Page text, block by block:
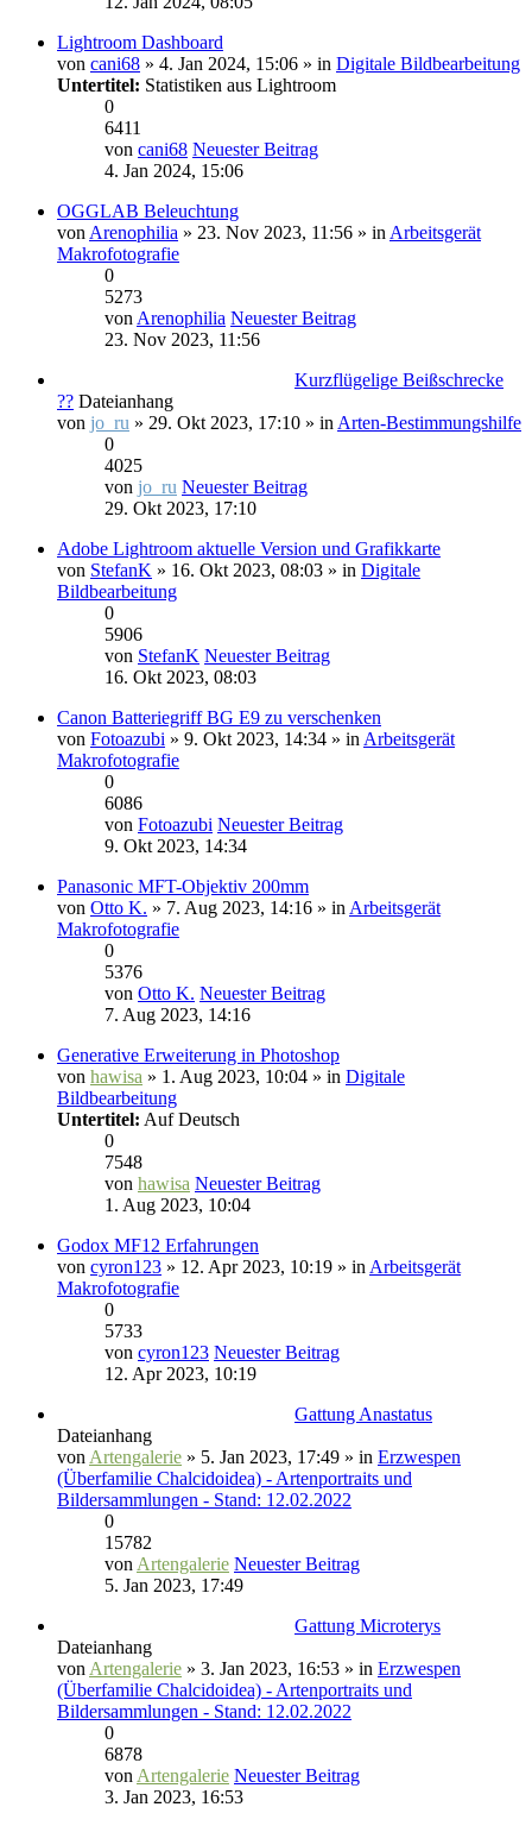
Lightroom Dashboard
von cani68 » 4. Jan 2024, 15:06 » in Digitale Bildbearbeitung
Untertitel: Statistiken aus Lightroom
0
6411
von cani68 Neuester Beitrag
4. Jan 2024, 15:06
OGGLAB Beleuchtung
von Arenophilia » 23. Nov 2023, 11:56 » in Arbeitsgerät
Makrofotografie
0
5273
von Arenophilia Neuester Beitrag
23. Nov 2023, 11:56
Kurzflügelige Beißschrecke
?? Dateianhang
von jo_ru » 29. Okt 2023, 17:10 » in Arten-Bestimmungshilfe
0
4025
von jo_ru Neuester Beitrag
29. Okt 2023, 17:10
Adobe Lightroom aktuelle Version und Grafikkarte
von StefanK » 16. Okt 2023, 08:03 » in Digitale
Bildbearbeitung
0
5906
von StefanK Neuester Beitrag
16. Okt 2023, 08:03
Canon Batteriegriff BG E9 zu verschenken
von Fotoazubi » 9. Okt 2023, 14:34 » in Arbeitsgerät
Makrofotografie
0
6086
von Fotoazubi Neuester Beitrag
9. Okt 2023, 14:34
Panasonic MFT-Objektiv 200mm
von Otto K. » 7. Aug 2023, 14:16 » in Arbeitsgerät
Makrofotografie
0
5376
von Otto K. Neuester Beitrag
7. Aug 2023, 14:16
Generative Erweiterung in Photoshop
von hawisa » 1. Aug 2023, 10:04 » in Digitale
Bildbearbeitung
Untertitel: Auf Deutsch
0
7548
von hawisa Neuester Beitrag
1. Aug 2023, 10:04
Godox MF12 Erfahrungen
von cyron123 » 12. Apr 2023, 10:19 » in Arbeitsgerät
Makrofotografie
0
5733
von cyron123 Neuester Beitrag
12. Apr 2023, 10:19
Gattung Anastatus
Dateianhang
von Artengalerie » 5. Jan 2023, 17:49 » in Erzwespen
(Überfamilie Chalcidoidea) - Artenportraits und
Bildersammlungen - Stand: 12.02.2022
0
15782
von Artengalerie Neuester Beitrag
5. Jan 2023, 17:49
Gattung Microterys
Dateianhang
von Artengalerie » 3. Jan 2023, 16:53 » in Erzwespen
(Überfamilie Chalcidoidea) - Artenportraits und
Bildersammlungen - Stand: 12.02.2022
0
6878
von Artengalerie Neuester Beitrag
3. Jan 2023, 16:53